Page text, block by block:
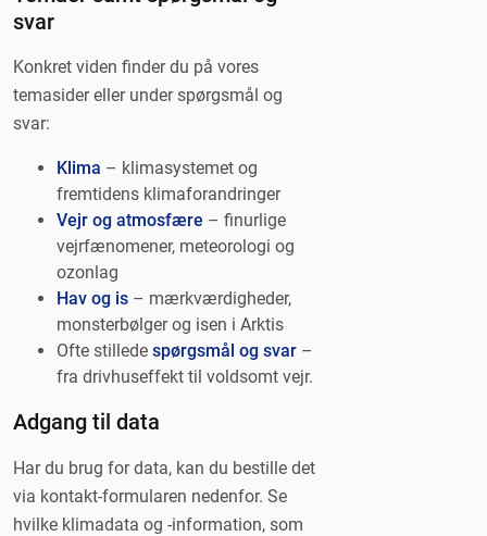
svar
Konkret viden finder du på vores
temasider eller under spørgsmål og
svar:
Klima – klimasystemet og
fremtidens klimaforandringer
Vejr og atmosfære – finurlige
vejrfænomener, meteorologi og
ozonlag
Hav og is – mærkværdigheder,
monsterbølger og isen i Arktis
Ofte stillede spørgsmål og svar –
fra drivhuseffekt til voldsomt vejr.
Adgang til data
Har du brug for data, kan du bestille det
via kontakt-formularen nedenfor. Se
hvilke klimadata og -information, som